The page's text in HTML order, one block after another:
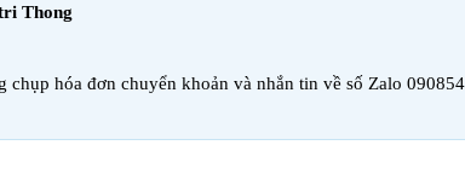
Thong
hóa đơn chuyển khoản và nhắn tin về số Zalo